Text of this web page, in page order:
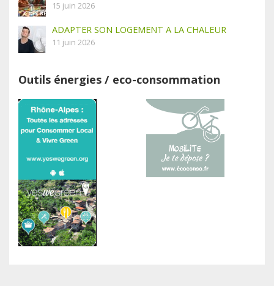
15 juin 2026
ADAPTER SON LOGEMENT A LA CHALEUR
11 juin 2026
Outils énergies / eco-consommation